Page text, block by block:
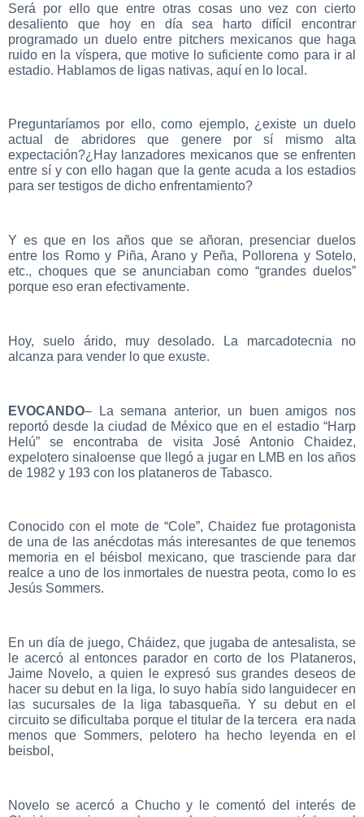
Será por ello que entre otras cosas uno vez con cierto
desaliento que hoy en día sea harto difícil encontrar
programado un duelo entre pitchers mexicanos que haga
ruido en la víspera, que motive lo suficiente como para ir al
estadio. Hablamos de ligas nativas, aquí en lo local.
Preguntaríamos por ello, como ejemplo, ¿existe un duelo
actual de abridores que genere por sí mismo alta
expectación?¿Hay lanzadores mexicanos que se enfrenten
entre sí y con ello hagan que la gente acuda a los estadios
para ser testigos de dicho enfrentamiento?
Y es que en los años que se añoran, presenciar duelos
entre los Romo y Piña, Arano y Peña, Pollorena y Sotelo,
etc., choques que se anunciaban como “grandes duelos”
porque eso eran efectivamente.
Hoy, suelo árido, muy desolado. La marcadotecnia no
alcanza para vender lo que exuste.
EVOCANDO– La semana anterior, un buen amigos nos
reportó desde la ciudad de México que en el estadio “Harp
Helú” se encontraba de visita José Antonio Chaidez,
expelotero sinaloense que llegó a jugar en LMB en los años
de 1982 y 193 con los plataneros de Tabasco.
Conocido con el mote de “Cole”, Chaidez fue protagonista
de una de las anécdotas más interesantes de que tenemos
memoria en el béisbol mexicano, que trasciende para dar
realce a uno de los inmortales de nuestra peota, como lo es
Jesús Sommers.
En un día de juego, Cháidez, que jugaba de antesalista, se
le acercó al entonces parador en corto de los Plataneros,
Jaime Novelo, a quien le expresó sus grandes deseos de
hacer su debut en la liga, lo suyo había sido languidecer en
las sucursales de la liga tabasqueña. Y su debut en el
circuito se dificultaba porque el titular de la tercera era nada
menos que Sommers, pelotero ha hecho leyenda en el
beisbol,
Novelo se acercó a Chucho y le comentó del interés de